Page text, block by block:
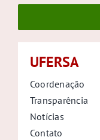
UFERSA
Coordenação
Transparência
Notícias
Contato